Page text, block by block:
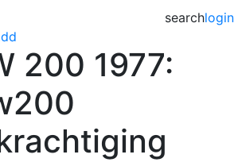
login
search
200 1977: